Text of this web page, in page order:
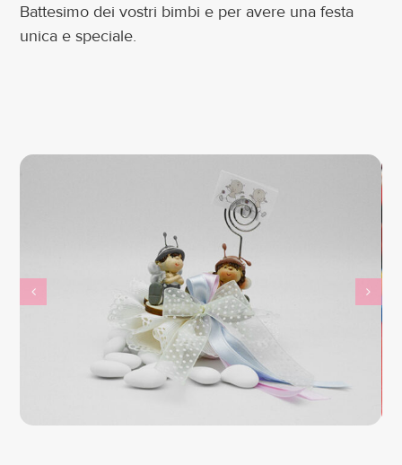
Battesimo dei vostri bimbi e per avere una festa
unica e speciale.